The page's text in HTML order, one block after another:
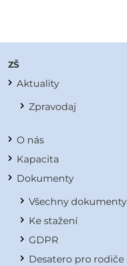
ZŠ
Aktuality
Zpravodaj
O nás
Kapacita
Dokumenty
Všechny dokumenty
Ke stažení
GDPR
Desatero pro rodiče